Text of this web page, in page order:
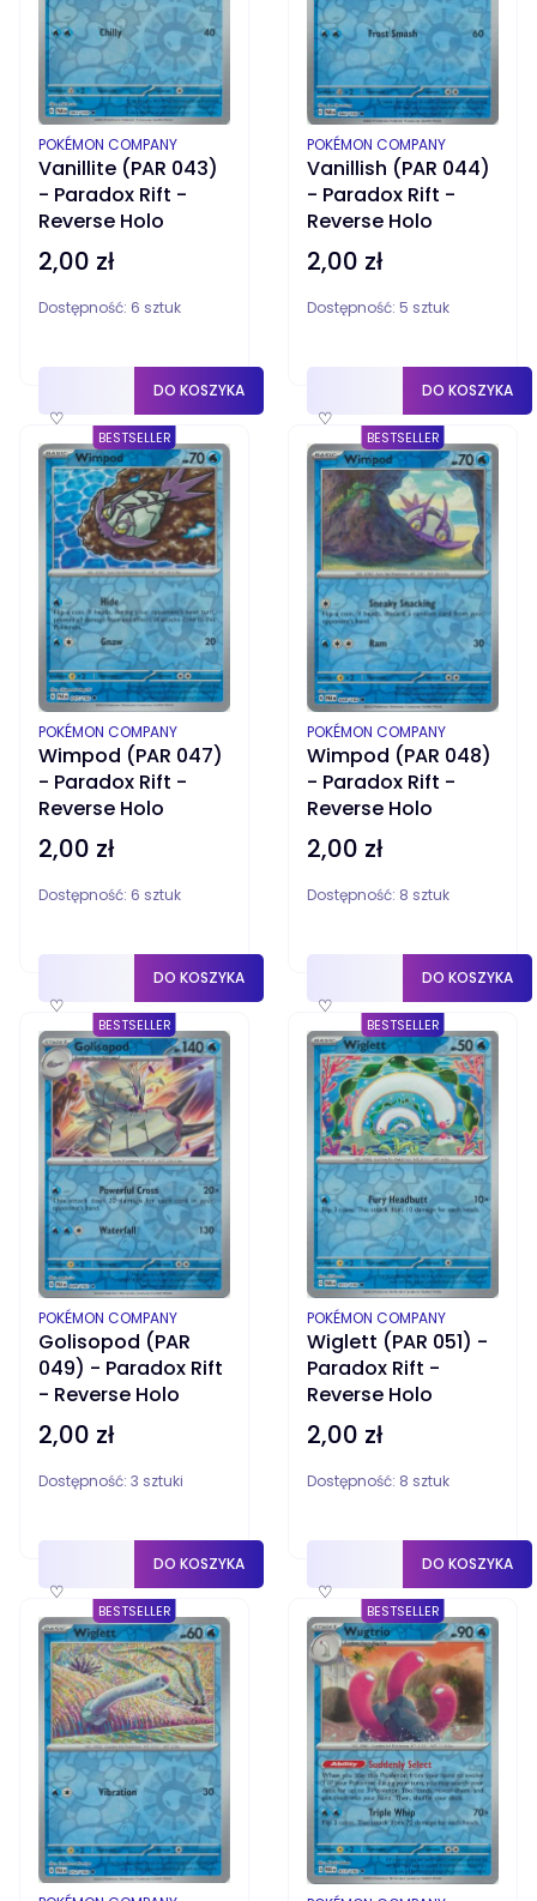
Vanillite (PAR 043)
- Paradox Rift -
Reverse Holo
PRODUCENT
POKÉMON COMPANY
Cena
2,00 zł
Dostępność: 6 sztuk
♡
DO KOSZYKA
Vanillish (PAR 044)
- Paradox Rift -
Reverse Holo
PRODUCENT
POKÉMON COMPANY
Cena
2,00 zł
Dostępność: 5 sztuk
♡
DO KOSZYKA
BESTSELLER
Wimpod (PAR 047)
- Paradox Rift -
Reverse Holo
PRODUCENT
POKÉMON COMPANY
Cena
2,00 zł
Dostępność: 6 sztuk
♡
DO KOSZYKA
BESTSELLER
Wimpod (PAR 048)
- Paradox Rift -
Reverse Holo
PRODUCENT
POKÉMON COMPANY
Cena
2,00 zł
Dostępność: 8 sztuk
♡
DO KOSZYKA
BESTSELLER
Golisopod (PAR
049) - Paradox Rift
- Reverse Holo
PRODUCENT
POKÉMON COMPANY
Cena
2,00 zł
Dostępność: 3 sztuki
♡
DO KOSZYKA
BESTSELLER
Wiglett (PAR 051) -
Paradox Rift -
Reverse Holo
PRODUCENT
POKÉMON COMPANY
Cena
2,00 zł
Dostępność: 8 sztuk
♡
DO KOSZYKA
BESTSELLER BESTSELLER